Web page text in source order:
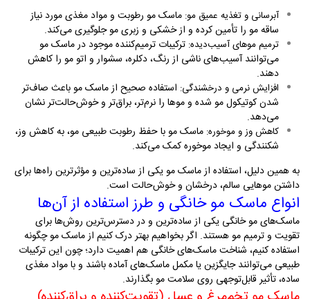
آبرسانی و تغذیه عمیق مو: ماسک مو رطوبت و مواد مغذی مورد نیاز
ساقه مو را تأمین کرده و از خشکی و زبری مو جلوگیری می‌کند.
ترمیم موهای آسیب‌دیده: ترکیبات ترمیم‌کننده موجود در ماسک مو
می‌توانند آسیب‌های ناشی از رنگ، دکلره، سشوار و اتو مو را کاهش
دهند.
افزایش نرمی و درخشندگی: استفاده صحیح از ماسک مو باعث صاف‌تر
شدن کوتیکول مو شده و موها را نرم‌تر، براق‌تر و خوش‌حالت‌تر نشان
می‌دهد.
کاهش وز و موخوره: ماسک مو با حفظ رطوبت طبیعی مو، به کاهش وز،
شکنندگی و ایجاد موخوره کمک می‌کند.
به همین دلیل، استفاده از ماسک مو یکی از ساده‌ترین و مؤثرترین راه‌ها برای
داشتن موهایی سالم، درخشان و خوش‌حالت است.
انواع ماسک مو خانگی و طرز استفاده از آن‌ها
ماسک‌های مو خانگی یکی از ساده‌ترین و در دسترس‌ترین روش‌ها برای
تقویت و ترمیم مو هستند. اگر بخواهیم بهتر درک کنیم از ماسک مو چگونه
استفاده کنیم، شناخت ماسک‌های خانگی هم اهمیت دارد؛ چون این ترکیبات
طبیعی می‌توانند جایگزین یا مکمل ماسک‌های آماده باشند و با مواد مغذی
ساده، تأثیر قابل‌توجهی روی سلامت مو بگذارند.